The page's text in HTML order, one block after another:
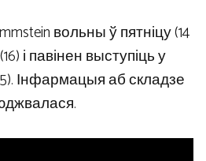
вольны ў пятніцу (14
і павінен выступіць у
Інфармацыя аб складзе